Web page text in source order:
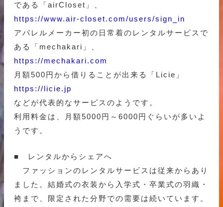
である「airCloset」、
https://www.air-closet.com/users/sign_in
アパレルメーカー初の日常着のレンタルサービスで
ある「mechakari」、
https://mechakari.com
月額500円から借りることが出来る「Licie」
https://licie.jp
などが代表的なサービスのようです。
利用料金は、月額5000円～6000円ぐらいが多いよ
うです。
■ レンタルからシェアへ
ファッションのレンタルサービスは従来からあり
ました。結婚式の衣装から入学式・卒業式の羽織・
袴まで、限定された分野での需要は続いています。